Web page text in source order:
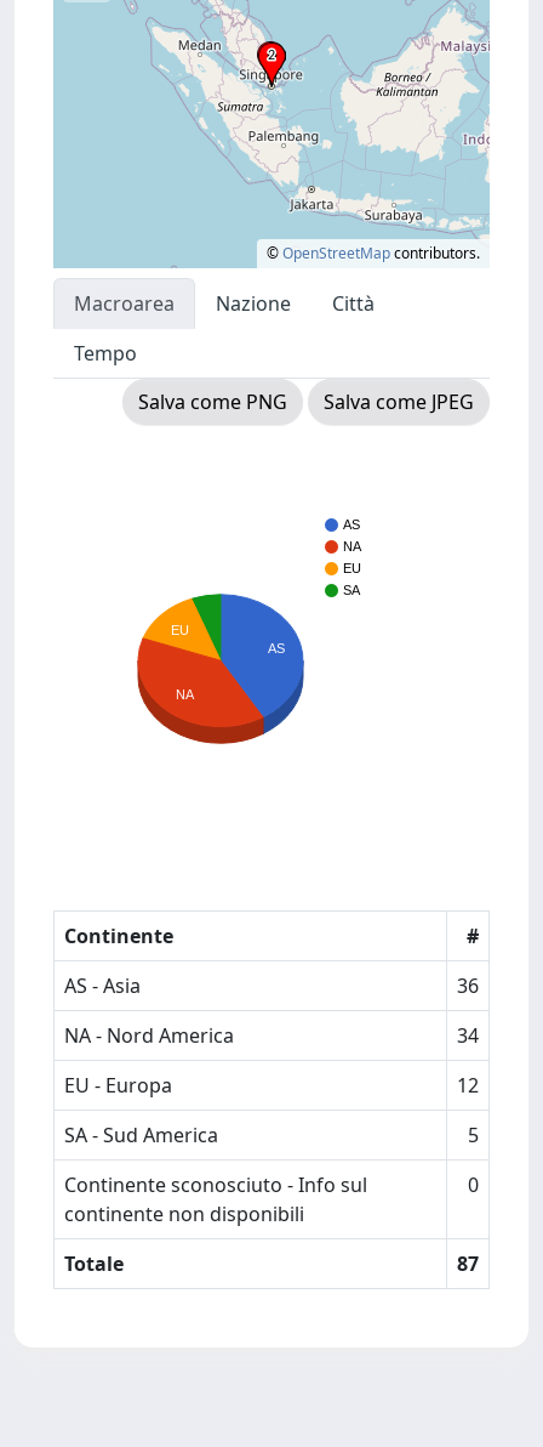
©OpenStreetMapcontributors.
Macroarea Nazione
Città
Tempo
Salva come PNG
Salva come JPEG
AS
NA
EU
SA
AS
EU
NA
Continente
#
AS - Asia
36
NA - Nord America
34
EU - Europa
12
SA - Sud America
5
Continente sconosciuto - Info sul
continente non disponibili
0
Totale 87